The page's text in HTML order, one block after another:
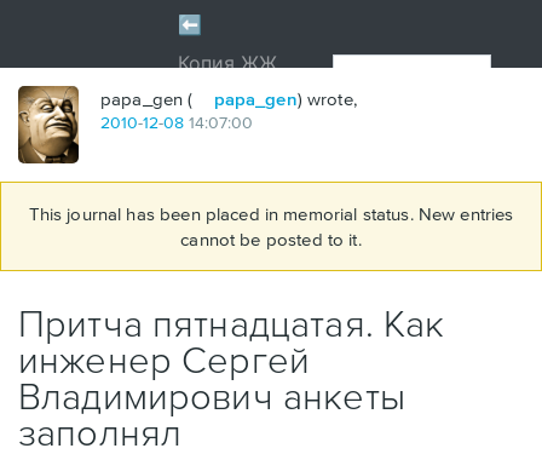
papa_gen ( papa_gen) wrote,
2010-12-08 14:07:00
This journal has been placed in memorial status. New entries
cannot be posted to it.
Притча пятнадцатая. Как
инженер Сергей
Владимирович анкеты
заполнял